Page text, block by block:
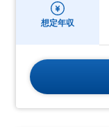
想定年収